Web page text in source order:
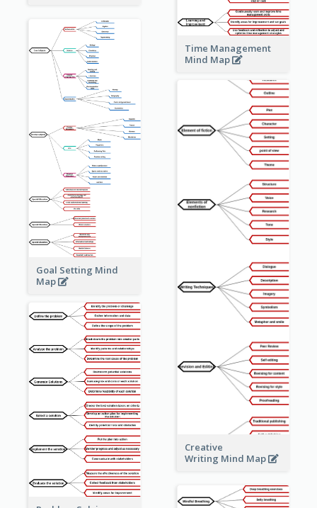
Time Management
Mind Map
Goal Setting Mind
Map
Creative
Writing Mind Map